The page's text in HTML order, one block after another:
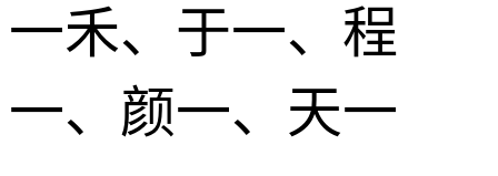
一禾、于一、程
一、颜一、天一